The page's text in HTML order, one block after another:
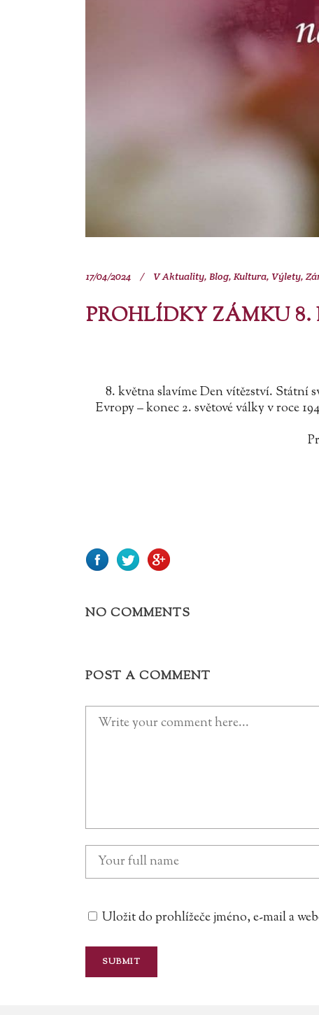
17/04/2024 VAktuality, Blog, Kultura, Výlety,
PROHLÍDKY ZÁMKU
8. května slavíme Den vítězství. Státní
Evropy – konec 2. světové války v roce
NO COMMENTS
POST A COMMENT
Uložit do prohlížeče jméno, e-mail a